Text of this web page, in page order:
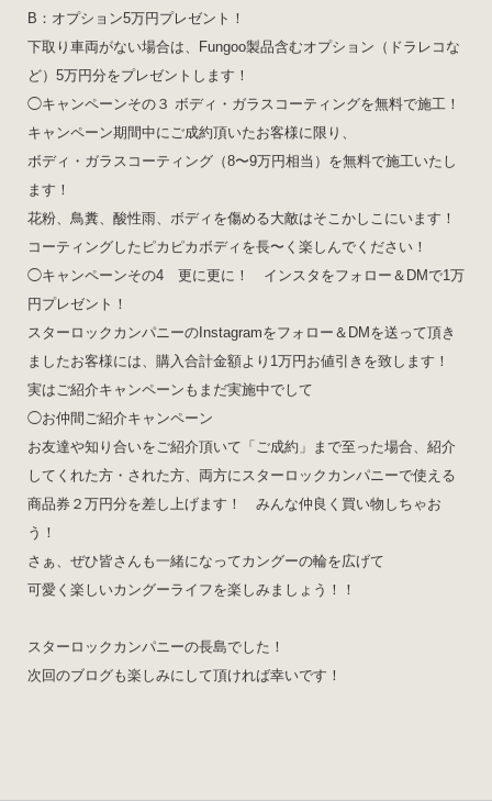
B：オプション5万円プレゼント！
下取り車両がない場合は、Fungoo製品含むオプション（ドラレコな
ど）5万円分をプレゼントします！
◯キャンペーンその３ ボディ・ガラスコーティングを無料で施工！
キャンペーン期間中にご成約頂いたお客様に限り、
ボディ・ガラスコーティング（8〜9万円相当）を無料で施工いたし
ます！
花粉、鳥糞、酸性雨、ボディを傷める大敵はそこかしこにいます！
コーティングしたピカピカボディを長〜く楽しんでください！
◯キャンペーンその4 更に更に！ インスタをフォロー＆DMで1万
円プレゼント！
スターロックカンパニーのInstagramをフォロー＆DMを送って頂き
ましたお客様には、購入合計金額より1万円お値引きを致します！
実はご紹介キャンペーンもまだ実施中でして
◯お仲間ご紹介キャンペーン
お友達や知り合いをご紹介頂いて「ご成約」まで至った場合、紹介
してくれた方・された方、両方にスターロックカンパニーで使える
商品券２万円分を差し上げます！ みんな仲良く買い物しちゃお
う！
さぁ、ぜひ皆さんも一緒になってカングーの輪を広げて
可愛く楽しいカングーライフを楽しみましょう！！
スターロックカンパニーの長島でした！
次回のブログも楽しみにして頂ければ幸いです！